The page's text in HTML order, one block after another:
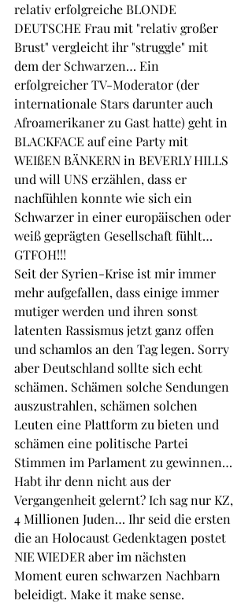
relativ erfolgreiche BLONDE
DEUTSCHE Frau mit "relativ großer
Brust" vergleicht ihr "struggle" mit
dem der Schwarzen… Ein
erfolgreicher TV-Moderator (der
internationale Stars darunter auch
Afroamerikaner zu Gast hatte) geht in
BLACKFACE auf eine Party mit
WEIßEN BÄNKERN in BEVERLY HILLS
und will UNS erzählen, dass er
nachfühlen konnte wie sich ein
Schwarzer in einer europäischen oder
weiß geprägten Gesellschaft fühlt…
GTFOH!!!
Seit der Syrien-Krise ist mir immer
mehr aufgefallen, dass einige immer
mutiger werden und ihren sonst
latenten Rassismus jetzt ganz offen
und schamlos an den Tag legen. Sorry
aber Deutschland sollte sich echt
schämen. Schämen solche Sendungen
auszustrahlen, schämen solchen
Leuten eine Plattform zu bieten und
schämen eine politische Partei
Stimmen im Parlament zu gewinnen…
Habt ihr denn nicht aus der
Vergangenheit gelernt? Ich sag nur KZ,
4 Millionen Juden… Ihr seid die ersten
die an Holocaust Gedenktagen postet
NIE WIEDER aber im nächsten
Moment euren schwarzen Nachbarn
beleidigt. Make it make sense.